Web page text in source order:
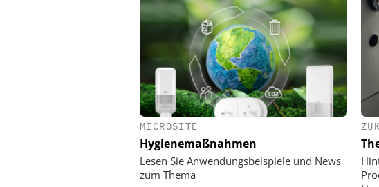
MICROSITE
Hygienemaßnahmen
Lesen Sie Anwendungsbeispiele und News
zum Thema
Digitalisierung im
Personalmanagement: Von digitaler
Ordnung zur KI-fähigen Steuerung